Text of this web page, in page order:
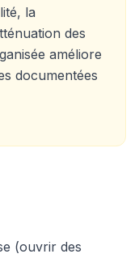
la
des
améliore
documentées
(ouvrir des